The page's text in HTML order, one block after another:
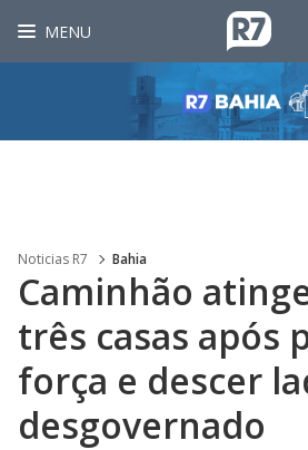
MENU
Noticias R7 Bahia
Caminhão
três casas após
força e descer
desgovernado